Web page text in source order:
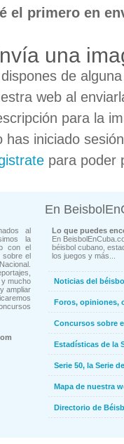
el primero en
una
de
web al
para la
has iniciado
para poder
al
la
con el
sobre el
y mucho
ampliar
En
Lo que puedes
En
béisbol cubano,
los juegos y más...
Noticias del
Foros, opiniones,
Concursos sobre
Estadísticas de la
Serie 50, la Serie
Mapa de nuestra
Directorio de